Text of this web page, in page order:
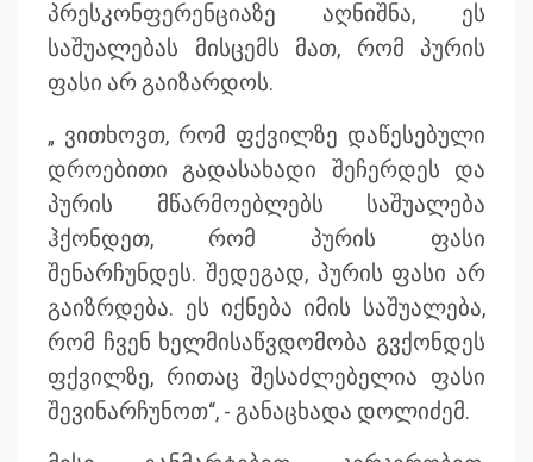
პრესკონფერენციაზე აღნიშნა, ეს
საშუალებას მისცემს მათ, რომ პურის
ფასი არ გაიზარდოს.
„ ვითხოვთ, რომ ფქვილზე დაწესებული
დროებითი გადასახადი შეჩერდეს და
პურის მწარმოებლებს საშუალება
ჰქონდეთ, რომ პურის ფასი
შენარჩუნდეს. შედეგად, პურის ფასი არ
გაიზრდება. ეს იქნება იმის საშუალება,
რომ ჩვენ ხელმისაწვდომობა გვქონდეს
ფქვილზე, რითაც შესაძლებელია ფასი
შევინარჩუნოთ“, - განაცხადა დოლიძემ.